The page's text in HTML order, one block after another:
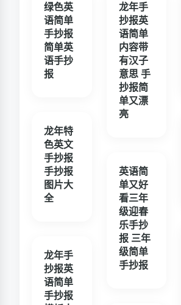
绿色英
语简单
手抄报
简单英
语手抄
报
龙年特
色英文
手抄报
手抄报
图片大
全
龙年手
抄报英
语简单
手抄报
龙年手
抄报英
语简单
内容带
有汉子
意思 手
抄报简
单又漂
亮
英语简
单又好
看三年
级迎春
乐手抄
报 三年
级简单
手抄报